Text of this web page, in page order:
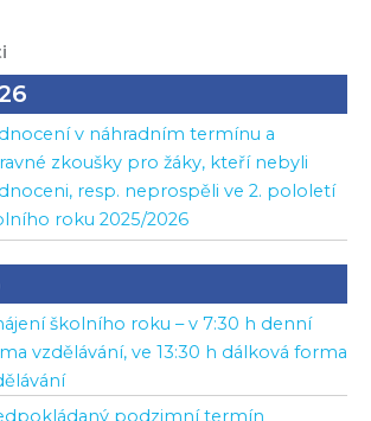
v náhradním termínu a
zkoušky pro žáky, kteří nebyli
resp. neprospěli ve 2. pololetí
roku 2025/2026
školního roku – v 7:30 h denní
vzdělávání, ve 13:30 h dálková forma
podzimní termín